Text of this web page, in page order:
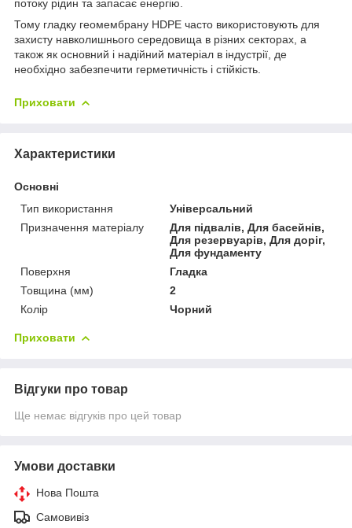
потоку рідин та запасає енергію.
Тому гладку геомембрану HDPE часто використовують для
захисту навколишнього середовища в різних секторах, а
також як основний і надійний матеріал в індустрії, де
необхідно забезпечити герметичність і стійкість.
Приховати
Характеристики
Основні
Тип використання
Універсальний
Призначення матеріалу
Для підвалів, Для басейнів,
Для резервуарів, Для доріг,
Для фундаменту
Поверхня
Гладка
Товщина (мм)
2
Колір
Чорний
Приховати
Відгуки про товар
Ще немає відгуків про цей товар
Умови доставки
Нова Пошта
Самовивіз